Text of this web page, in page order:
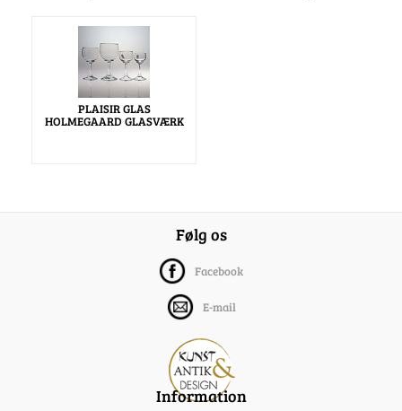
PLAISIR GLAS
HOLMEGAARD GLASVÆRK
Følg os
Facebook
E-mail
Information